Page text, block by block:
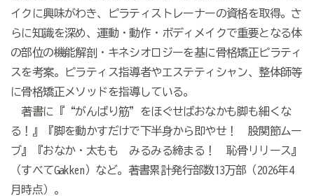
イクに興味がわき、ピラティストレーナーの資格を取得。さ
らに知識を深め、運動・動作・ボディメイクで重要となる体
の部位の機能解剖・キネシオロジーを基に骨格矯正ピラティ
スを考案。ピラティス指導者やエステティシャン、整体師等
に骨格矯正メソッドを指導している。
著書に『“がんばり筋”をほぐせばおなかも脚も細くな
る！』『脚を動かすだけで下半身から即やせ！ 股関節ムー
ブ』『おなか・太もも みるみる締まる！ 恥骨リリース』
（すべてGakken）など。著書累計発行部数13万部（2026年4
月時点）。